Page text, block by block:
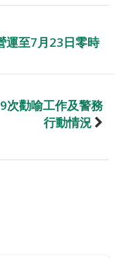
運至7月23日零時
次勸喻工作及警務
行動情況